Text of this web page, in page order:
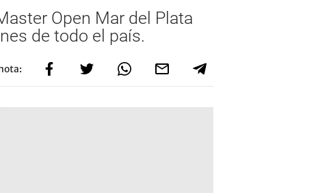
Open Mar del Plata
de todo el país.